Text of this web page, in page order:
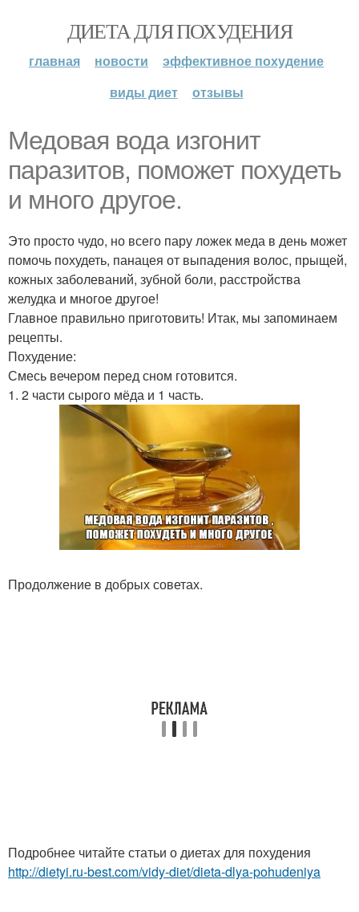
ДИЕТА ДЛЯ ПОХУДЕНИЯ
главная новости
эффективное похудение
виды диет
отзывы
Медовая вода изгонит
паразитов, поможет похудеть
и много другое.
Это просто чудо, но всего пару ложек меда в день может
помочь похудеть, панацея от выпадения волос, прыщей,
кожных заболеваний, зубной боли, расстройства
желудка и многое другое!
Главное правильно приготовить! Итак, мы запоминаем
рецепты.
Похудение:
Смесь вечером перед сном готовится.
1. 2 части сырого мёда и 1 часть.
Продолжение в добрых советах.
Подробнее читайте статьи о диетах для похудения
http://dietyi.ru-best.com/vidy-diet/dieta-dlya-pohudeniya